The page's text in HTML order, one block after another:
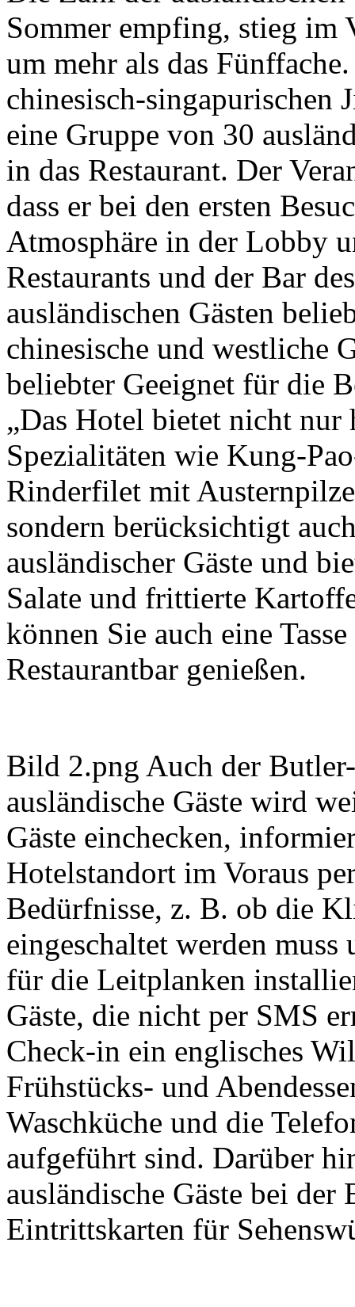
Sommer empfing, stieg im
um mehr als das
chinesisch-singapurischen
eine Gruppe von 30
in das Restaurant. Der
dass er bei den ersten
Atmosphäre in der Lobby
Restaurants und der Bar
ausländischen Gästen
chinesische und westliche
beliebter Geeignet für die
„Das Hotel bietet nicht nur
Spezialitäten wie Kung-
Rinderfilet mit
sondern berücksichtigt
ausländischer Gäste und
Salate und frittierte
können Sie auch eine
Restaurantbar genießen.
Bild 2.png Auch der
ausländische Gäste wird
Gäste einchecken,
Hotelstandort im Voraus
Bedürfnisse, z. B. ob die
eingeschaltet werden
für die Leitplanken
Gäste, die nicht per SMS
Check-in ein englisches
Frühstücks- und
Waschküche und die
aufgeführt sind. Darüber
ausländische Gäste bei
Eintrittskarten für